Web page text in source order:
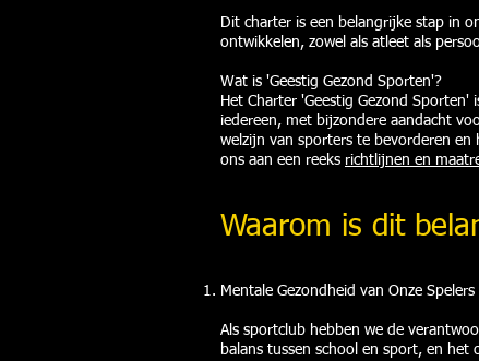
Dit charter is een belangrijke stap in
ontwikkelen, zowel als atleet als
Wat is 'Geestig Gezond Sporten'?
Het Charter 'Geestig Gezond
iedereen, met bijzondere aandacht
welzijn van sporters te bevorderen
ons aan een reeks richtlijnen en
Waarom is dit
Mentale Gezondheid van Onze Spelers
Als sportclub hebben we de
balans tussen school en sport, en